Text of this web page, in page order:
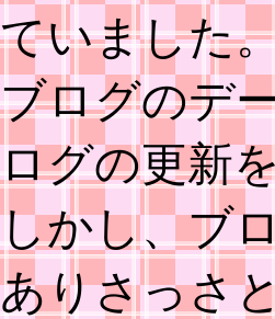
ていました
ブログのデ
ログの更新
しかし、ブ
ありさっさ